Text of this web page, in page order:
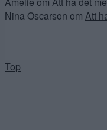
Nina Oscarson om Att
Top